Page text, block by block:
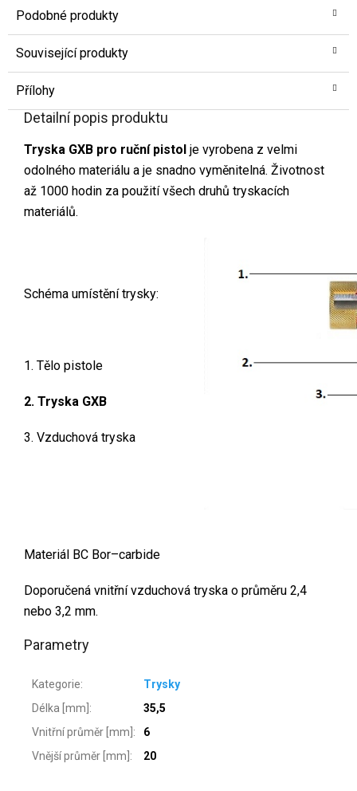
Podobné produkty
Související produkty
Přílohy
Detailní popis produktu
Tryska GXB pro ruční pistol je vyrobena z velmi
odolného materiálu a je snadno vyměnitelná. Životnost
až 1000 hodin za použití všech druhů tryskacích
materiálů.
Schéma umístění trysky:
1. Tělo pistole
2. Tryska GXB
3. Vzduchová tryska
Materiál BC Bor–carbide
Doporučená vnitřní vzduchová tryska o průměru 2,4
nebo 3,2 mm.
Parametry
Kategorie:
Trysky
Délka [mm]:
35,5
Vnitřní průměr [mm]:
6
Vnější průměr [mm]: 20